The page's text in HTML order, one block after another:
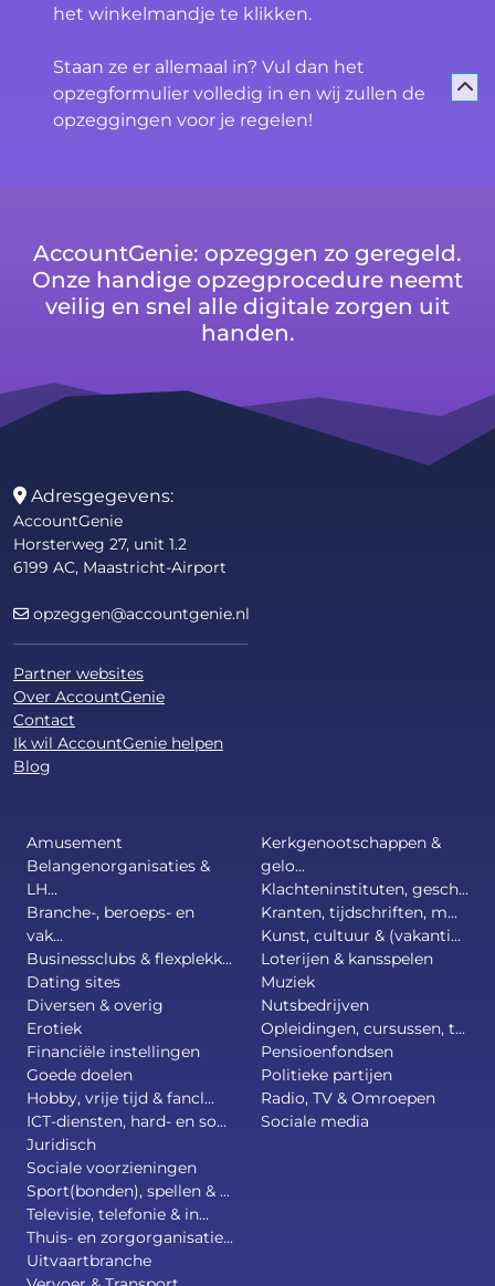
het winkelmandje te klikken.
Staan ze er allemaal in? Vul dan het
opzegformulier volledig in en wij zullen de
opzeggingen voor je regelen!
AccountGenie: opzeggen zo geregeld.
Onze handige opzegprocedure neemt
veilig en snel alle digitale zorgen uit
handen.
Adresgegevens:
AccountGenie
Horsterweg 27, unit 1.2
6199 AC, Maastricht-Airport
opzeggen@accountgenie.nl
Partner websites
Over AccountGenie
Contact
Ik wil AccountGenie helpen
Blog
Amusement
Belangenorganisaties &
LH...
Branche-, beroeps- en
vak...
Businessclubs & flexplekk...
Dating sites
Diversen & overig
Erotiek
Financiële instellingen
Goede doelen
Hobby, vrije tijd & fancl...
ICT-diensten, hard- en so...
Juridisch
Kerkgenootschappen &
gelo...
Klachteninstituten, gesch...
Kranten, tijdschriften, m...
Kunst, cultuur & (vakanti...
Loterijen & kansspelen
Muziek
Nutsbedrijven
Opleidingen, cursussen, t...
Pensioenfondsen
Politieke partijen
Radio, TV & Omroepen
Sociale media
Sociale voorzieningen
Sport(bonden), spellen & ...
Televisie, telefonie & in...
Thuis- en zorgorganisatie...
Uitvaartbranche